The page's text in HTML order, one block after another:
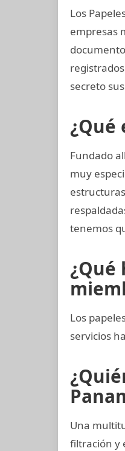
Los
empresas
secreto
¿Qué
Fundado
muy
tenemos
¿Qué
Los
servicios
Una
filtración y